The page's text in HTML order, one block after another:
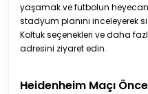
yaşamak ve futbolun
stadyum planını inceleyerek
Koltuk seçenekleri ve daha
adresini ziyaret edin.
Heidenheim Maçı